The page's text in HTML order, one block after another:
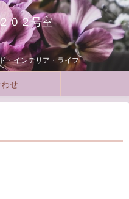
０２号室
・インテリア・ライフ
せ